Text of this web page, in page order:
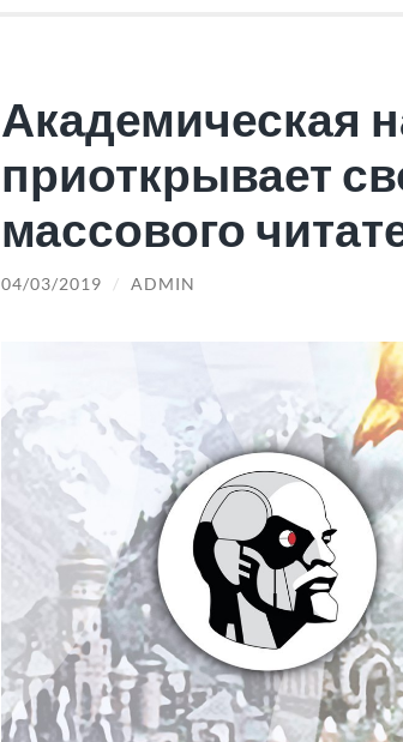
Академическая
приоткрывает
массового
04/03/2019 / ADMIN